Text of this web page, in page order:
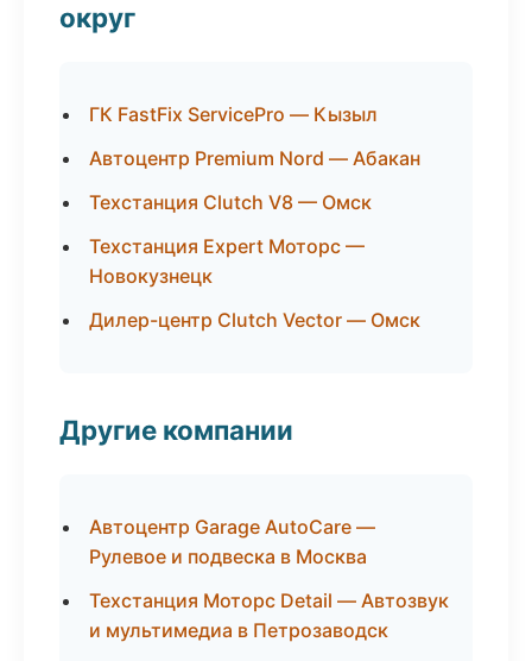
округ
ГК FastFix ServicePro — Кызыл
Автоцентр Premium Nord — Абакан
Техстанция Clutch V8 — Омск
Техстанция Expert Моторс —
Новокузнецк
Дилер-центр Clutch Vector — Омск
Другие компании
Автоцентр Garage AutoCare —
Рулевое и подвеска в Москва
Техстанция Моторс Detail — Автозвук
и мультимедиа в Петрозаводск